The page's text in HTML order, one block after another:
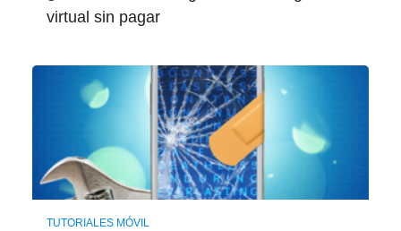
virtual sin pagar
TUTORIALES MÓVIL